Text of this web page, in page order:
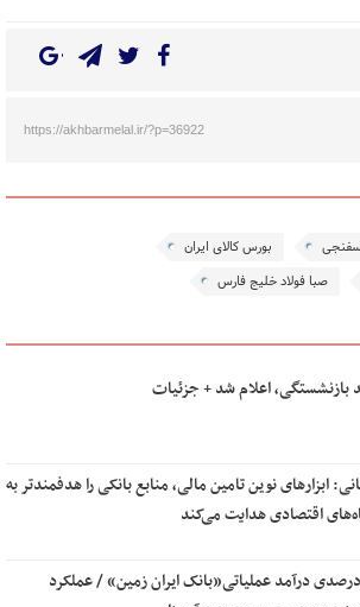
https://akhbarmelal.ir/?p=36922
بورس کالای ایران
صبا فولاد خلیج فارس
اعلام شد + جزئیات
ابزارهای نوین تامین مالی، منابع بانکی را هدفمندتر به
اقتصادی هدایت می‌کند
رشد ۳۴۴ درصدی درآمد عملیاتی«بانک ایران زمین» / عملکرد